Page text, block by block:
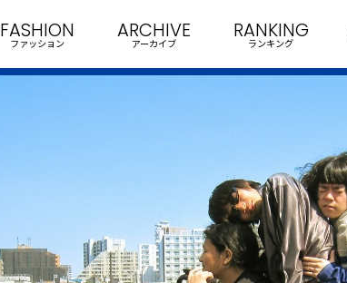
FASHION
ファッション
ARCHIVE
アーカイブ
RANKING
ランキング